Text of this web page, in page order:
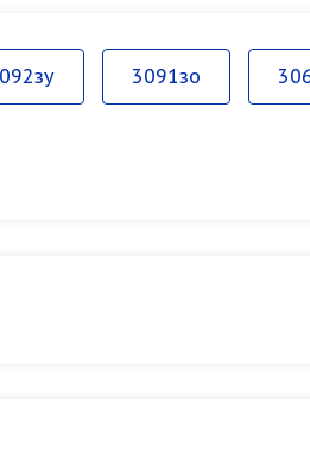
3091зо